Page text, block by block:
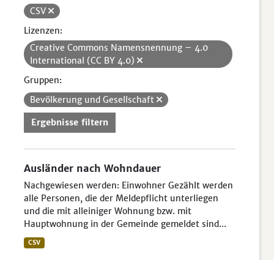
CSV
Lizenzen:
Creative Commons Namensnennung – 4.0
International (CC BY 4.0)
Gruppen:
Bevölkerung und Gesellschaft
Ergebnisse filtern
Ausländer nach Wohndauer
Nachgewiesen werden: Einwohner Gezählt werden
alle Personen, die der Meldepflicht unterliegen
und die mit alleiniger Wohnung bzw. mit
Hauptwohnung in der Gemeinde gemeldet sind...
CSV